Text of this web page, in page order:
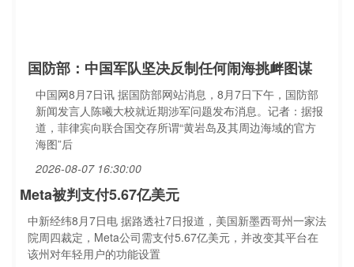
国防部：中国军队坚决反制任何闹海挑衅图谋
中国网8月7日讯 据国防部网站消息，8月7日下午，国防部
新闻发言人陈曦大校就近期涉军问题发布消息。记者：据报
道，菲律宾向联合国交存所谓“黄岩岛及其周边海域的官方
海图”后
2026-08-07 16:30:00
Meta被判支付5.67亿美元
中新经纬8月7日电 据路透社7日报道，美国新墨西哥州一家法
院周四裁定，Meta公司需支付5.67亿美元，并改变其平台在
该州对年轻用户的功能设置